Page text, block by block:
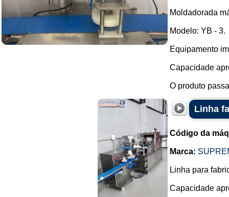
Moldadorada
Modelo: YB - 3.
Equipamento
Capacidade
O produto
Linha
Código da
Marca:
Linha para
Capacidade